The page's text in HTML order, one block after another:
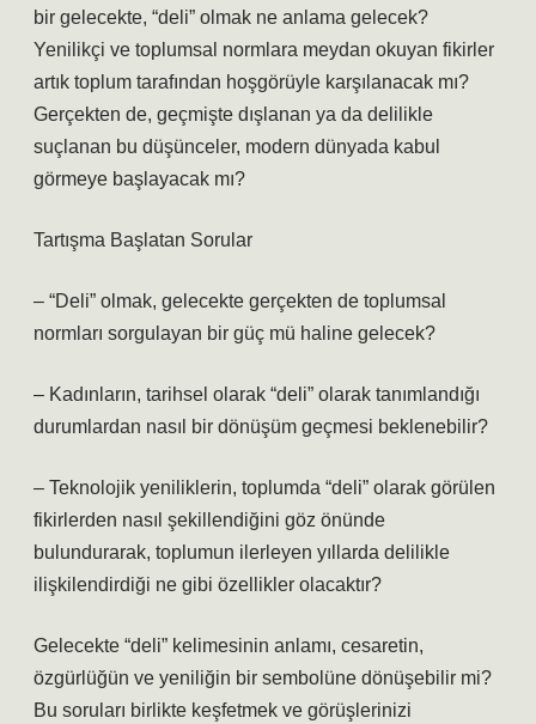
bir gelecekte, “deli” olmak ne anlama gelecek?
Yenilikçi ve toplumsal normlara meydan okuyan fikirler
artık toplum tarafından hoşgörüyle karşılanacak mı?
Gerçekten de, geçmişte dışlanan ya da delilikle
suçlanan bu düşünceler, modern dünyada kabul
görmeye başlayacak mı?
Tartışma Başlatan Sorular
– “Deli” olmak, gelecekte gerçekten de toplumsal
normları sorgulayan bir güç mü haline gelecek?
– Kadınların, tarihsel olarak “deli” olarak tanımlandığı
durumlardan nasıl bir dönüşüm geçmesi beklenebilir?
– Teknolojik yeniliklerin, toplumda “deli” olarak görülen
fikirlerden nasıl şekillendiğini göz önünde
bulundurarak, toplumun ilerleyen yıllarda delilikle
ilişkilendirdiği ne gibi özellikler olacaktır?
Gelecekte “deli” kelimesinin anlamı, cesaretin,
özgürlüğün ve yeniliğin bir sembolüne dönüşebilir mi?
Bu soruları birlikte keşfetmek ve görüşlerinizi